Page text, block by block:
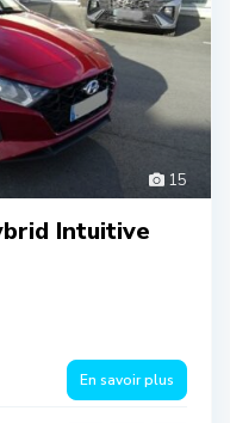
15
Intuitive
En savoir plus